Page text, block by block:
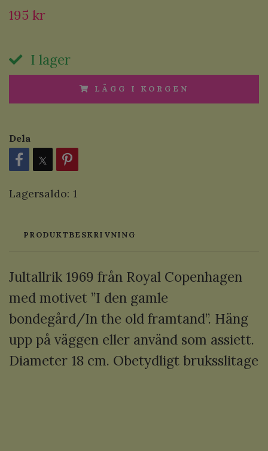
195 kr
I lager
LÄGG I KORGEN
Dela
Lagersaldo: 1
PRODUKTBESKRIVNING
Jultallrik 1969 från Royal Copenhagen
med motivet ”I den gamle
bondegård/In the old framtand”. Häng
upp på väggen eller använd som assiett.
Diameter 18 cm. Obetydligt bruksslitage